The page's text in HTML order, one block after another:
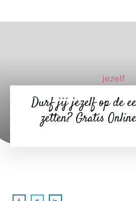
Jezelf
Durf jij jezelf op de
zetten? Gratis